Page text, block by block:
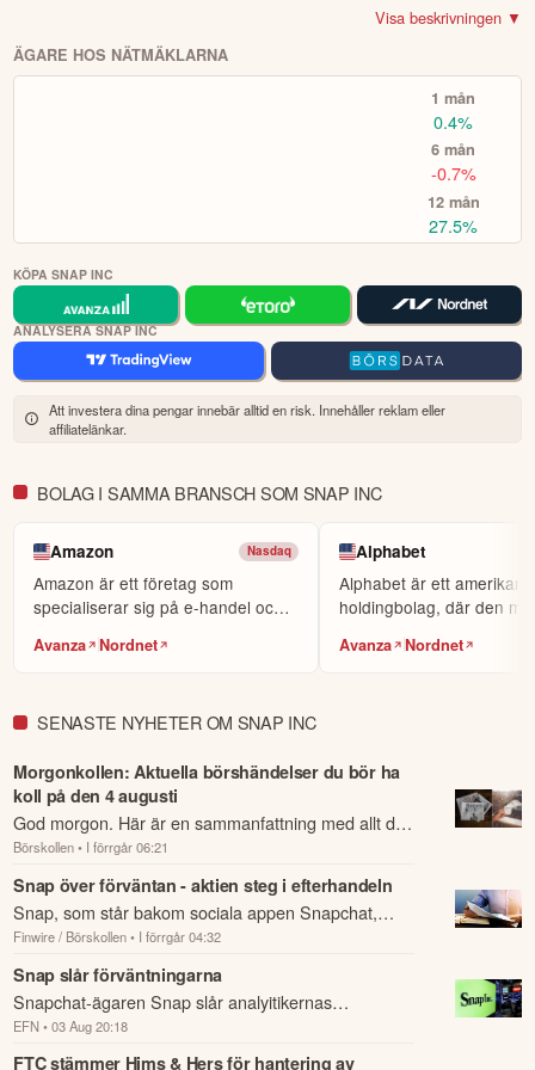
ÖPPNA KONTO
eToro är en investeringsplattform för flera tillgångsslag. Värdet på
dina investeringar kan gå upp eller ner. Du riskerar ditt kapital.
marknadsförs under namnet Snapchat. Deras användarbas är
utspridd över hela världen och inkluderar både privatpersoner och
olika typer av organisationer.
Visa beskrivningen ▼
ÄGARE HOS NÄTMÄKLARNA
1 mån
0.4%
6 mån
-0.7%
12 mån
27.5%
KÖPA SNAP INC
ANALYSERA SNAP INC
Att investera dina pengar innebär alltid en risk. Innehåller reklam eller
affiliatelänkar.
BOLAG I SAMMA BRANSCH SOM SNAP INC
Amazon Nasdaq
Amazon är ett företag som
specialiserar sig på e-handel och
Avanza Nordnet
Alphabet
Alphabet är ett
holdingbolag, där den
Avanza Nordnet
SENASTE NYHETER OM SNAP INC
Morgonkollen: Aktuella börshändelser du bör ha
koll på den 4 augusti
God morgon. Här är en sammanfattning med allt du
behöver veta om nattens händelser och kommande
dagens viktigaste händelser på börsen.
Börskollen • I förrgår 06:21
Snap över förväntan - aktien steg i efterhandeln
Snap, som står bakom sociala appen Snapchat,
redovisar en omsättning och justerat ebitda som var
högre än väntat under andra kvartalet.
Finwire / Börskollen • I förrgår 04:32
Snap slår förväntningarna
Snapchat-ägaren Snap slår analyitikernas
förväntningar för kvartalet.
EFN • 03 Aug 20:18
FTC stämmer Hims & Hers för hantering av